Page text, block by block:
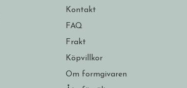
Kontakt
FAQ
Frakt
Köpvillkor
Om formgivaren